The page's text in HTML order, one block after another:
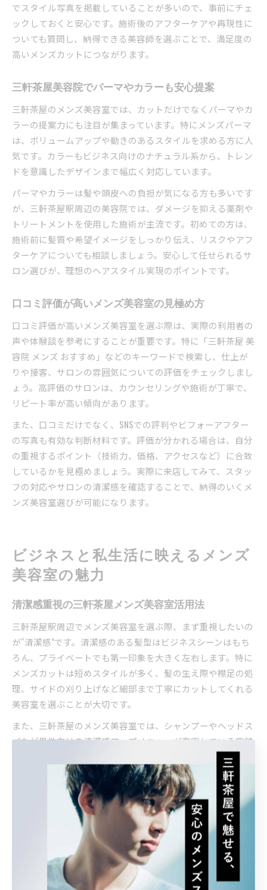
でスタイル写真を掲載していることが多いので、事前にチェ
ックしておくと安心です。施術後のアフターケアや再現性に
ついても質問し、納得できる美容師を選ぶことで、満足度の
高いメンズカットにつながります。
三軒茶屋美容院でパーマやカラーも安心提案
三軒茶屋のメンズ美容室では、カットだけでなくパーマやカ
ラーの提案力にも注目が集まっています。特にメンズパーマ
は、ボリュームアップや動きのあるスタイルを求める方に人
気です。カラーもビジネス向けのナチュラル系から、トレン
ドを意識したデザインまで幅広く対応しています。
パーマやカラーは髪や頭皮への負担が気になる方も多いです
が、三軒茶屋駅周辺の美容院では、ダメージを抑える薬剤や
トリートメントを使用した施術が主流です。初めての方は、
施術前に髪質や希望イメージをしっかり伝え、リスクやアフ
ターケアについても相談しましょう。安心して任せられるサ
ロン選びが、理想のヘアスタイル実現のポイントです。
口コミ評価が高いメンズ美容室の見極め方
口コミ評価が高いメンズ美容室を選ぶ際は、実際の利用者の
声や体験談を参考にすることが重要です。特に「三軒茶屋 美
容院 メンズ おすすめ」などのキーワードで検索し、仕上が
りや接客、サロンの雰囲気についての評価をチェックしまし
ょう。高評価のサロンは、カウンセリングや施術が丁寧で、
リピート率が高い傾向があります。
また、口コミだけでなく、SNSでの評判やビフォーアフター
の写真も有効な判断材料です。評価が分かれる場合は、自分
の重視するポイント（技術力、価格、アクセスなど）に合致
しているかを見極めましょう。実際に来店してみて、スタッ
フの対応やサロンの清潔感を確認することで、納得のいくメ
ンズ美容室選びが可能になります。
ビジネスと私生活に映えるメンズ
美容室の魅力
清潔感重視の三軒茶屋メンズ美容室活用法
三軒茶屋駅周辺でメンズ美容室を選ぶ際、まず重視したいの
が“清潔感”です。清潔感のある髪型はビジネスシーンはもち
ろん、プライベートでも第一印象を大きく左右します。特に
メンズカットは短めスタイルが多く、髪の生え際や襟足の処
理、サイドの刈り上げなど細部まで丁寧にカットしてくれる
美容室を選ぶことが大切です。
また、三軒茶屋のメンズ美容室では、シャンプーやヘッドス
パなど男性向けの清潔感アップメニューが充実している店舗
も多く見られます。例えばヘッドスパを組み合わせること
で、頭皮の汚れや皮脂をしっかり落とし、髪全体の印象がよ
り爽やかになります。さらに、定期的な来店でスタイルを維
持しやすく、朝のセットも簡単になるため、忙しい方にもお
口コミやSNSで「清潔感」「丁寧な施術」などの評価が高い
サロンをチェックし、実際の来店時には店内の衛生状態やス
タッフの対応も確認しておくと安心です。初めての方はカウ
ンセリングで悩みや希望を伝えやすい雰囲気かも重要なポイ